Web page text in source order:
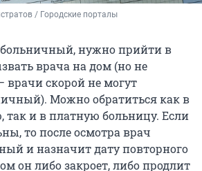
/ Городские порталы
нужно прийти в
врача на дом (но не
скорой не могут
Можно обратиться как в
так и в платную больницу. Если
то после осмотра врач
и назначит дату повторного
он либо закроет, либо продлит